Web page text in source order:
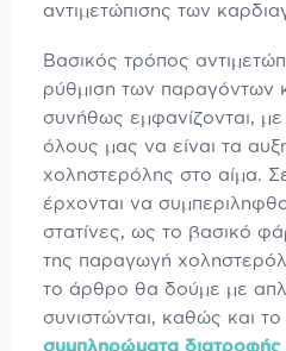
αντιμετώπισης των
Βασικός τρόπος
ρύθμιση των παραγόντων
συνήθως εμφανίζονται,
όλους μας να είναι τα
χοληστερόλης στο αίμα.
έρχονται να
στατίνες, ως το βασικό
της παραγωγή
το άρθρο θα δούμε με
συνιστώνται, καθώς και
συμπληρώματα διατροφής